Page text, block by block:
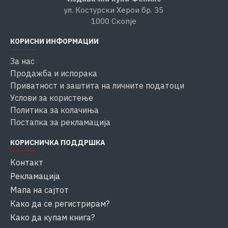
ул. Костурски Херои бр. 35
1000 Скопје
КОРИСНИ ИНФОРМАЦИИ
За нас
Продажба и испорака
Приватност и заштита на личните податоци
Услови за користење
Политика за колачиња
Постапка за рекламација
КОРИСНИЧКА ПОДДРШКА
Контакт
Рекламација
Мапа на сајтот
Како да се регистрирам?
Како да купам книга?